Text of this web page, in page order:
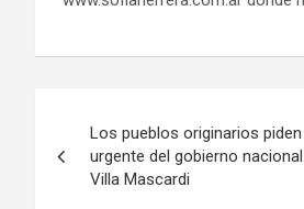
de
Los pueblos originarios
urgente del gobierno
Villa Mascardi